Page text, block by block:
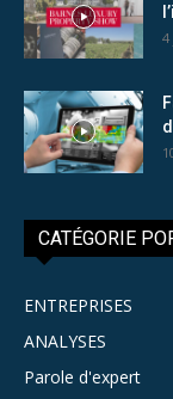
4
CATÉGORIE
ENTREPRISES
ANALYSES
Parole d'expert